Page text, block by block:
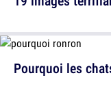
Pourquoi les